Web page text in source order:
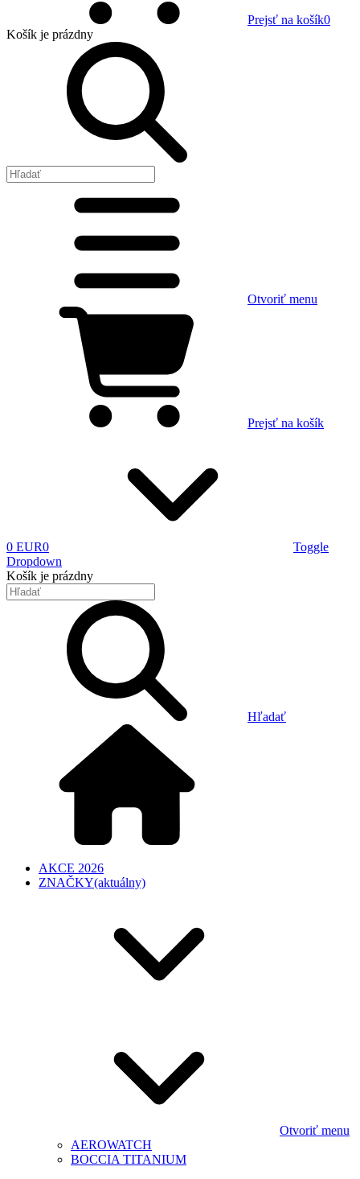
Prejsť na košík0
Košík je prázdny
Otvoriť menu
Prejsť na košík
0 EUR0
Toggle
Dropdown
Košík je prázdny
Hľadať
AKCE 2026
ZNAČKY(aktuálny)
Otvoriť menu
AEROWATCH
BOCCIA TITANIUM